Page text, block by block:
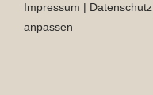
Impressum | Datenschutz
anpassen